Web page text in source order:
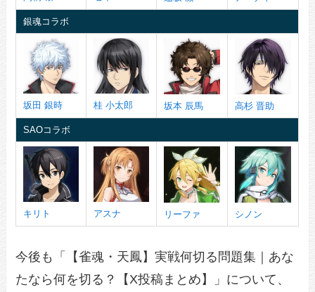
銀魂コラボ
坂田 銀時 桂 小太郎 坂本 辰馬 高杉 晋助
SAOコラボ
キリト アスナ リーファ シノン
今後も「【雀魂・天鳳】実戦何切る問題集｜あな
たなら何を切る？【X投稿まとめ】」について、